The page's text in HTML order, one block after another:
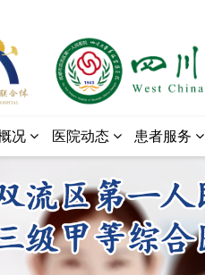
况 医院动态 患者服务